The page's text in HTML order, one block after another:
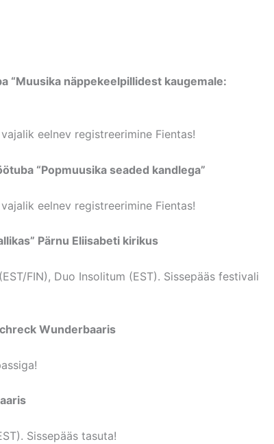
“Muusika näppekeelpillidest kaugemale:
eelnev registreerimine Fientas!
“Popmuusika seaded kandlega”
eelnev registreerimine Fientas!
Pärnu Eliisabeti kirikus
FIN), Duo Insolitum (EST). Sissepääs festivali
Wunderbaaris
Sissepääs tasuta!